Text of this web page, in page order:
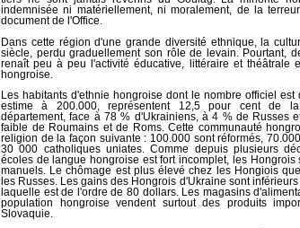
indemnisée ni matériellement, ni moralement, de la
document de l'Office.
Dans cette région d'une grande diversité ethnique, la
siècle, perdu graduellement son rôle de levain. Pourtant,
renaît peu à peu l'activité éducative, littéraire et théâtrale
hongroise.
Les habitants d'ethnie hongroise dont le nombre officiel
estime à 200.000, représentent 12,5 pour cent de
département, face à 78 % d'Ukrainiens, à 4 % de Russes
faible de Roumains et de Roms. Cette communauté
religion de la façon suivante : 100.000 sont réformés,
30 000 catholiques uniates. Comme depuis plusieurs
écoles de langue hongroise est fort incomplet, les Hongrois
manuels. Le chômage est plus élevé chez les Hongiois
les Russes. Les gains des Hongrois d'Ukraine sont
laquelle est de l'ordre de 80 dollars. Les magasins
population hongroise vendent surtout des produits
Slovaquie.